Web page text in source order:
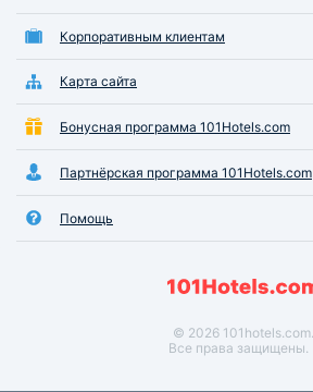
Корпоративным клиентам
Карта сайта
Бонусная программа 101Hotels.com
Партнёрская программа 101Hotels.com
Помощь
© 2026 101hotels.com.
Все права защищены.